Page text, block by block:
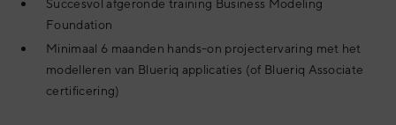
Succesvol afgeronde training Business Modeling
Foundation
Minimaal 6 maanden hands-on projectervaring met het
modelleren van Blueriq applicaties (of Blueriq Associate
certificering)